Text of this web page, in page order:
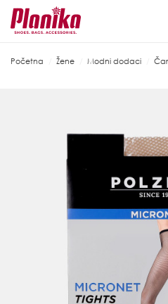
Početna Žene Modni dodaci